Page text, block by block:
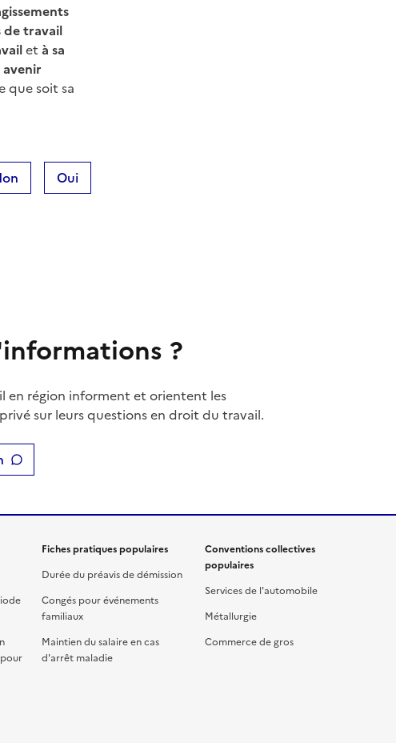
de travail
et à sa
que soit sa
Oui
?
en région informent et orientent les
sur leurs questions en droit du travail.
Fiches pratiques populaires
Durée du préavis de démission
Congés pour événements
familiaux
Maintien du salaire en cas
d'arrêt maladie
Conventions collectives
populaires
Services de l'automobile
Métallurgie
Commerce de gros